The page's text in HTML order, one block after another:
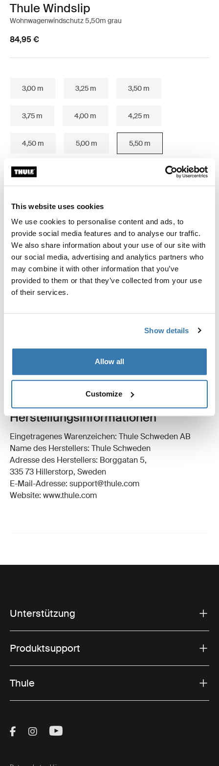
This website uses cookies
We use cookies to personalise content and ads, to
provide social media features and to analyse our traffic.
We also share information about your use of our site with
our social media, advertising and analytics partners who
may combine it with other information that you’ve
provided to them or that they’ve collected from your use
of their services.
Show details
Allow all
Customize
Thule Windslip
Wohnwagenwindschutz 5,50m grau
84,95 €
3,00 m 3,25 m 3,50 m
3,75 m 4,00 m 4,25 m
4,50 m 5,00 m 5,50 m
6,00 m
Thule Garantie
Jetzt im Store finden
Dichtet die Lücke unter Ihrem Fahrzeug ab.
Toggle features
Alle Eigenschaften
Toggle techspec
Technische Daten
Herstellungsinformationen
Eingetragenes Warenzeichen: Thule Schweden AB
Name des Herstellers: Thule Schweden
Adresse des Herstellers: Borggatan 5,
335 73 Hillerstorp, Sweden
E-Mail-Adresse: support@thule.com
Website: www.thule.com
Unterstützung
Produktsupport
Thule
Visit Thule on Facebook (external link)
Visit Thule on Instagram (external link)
Visit Thule on Youtube (external